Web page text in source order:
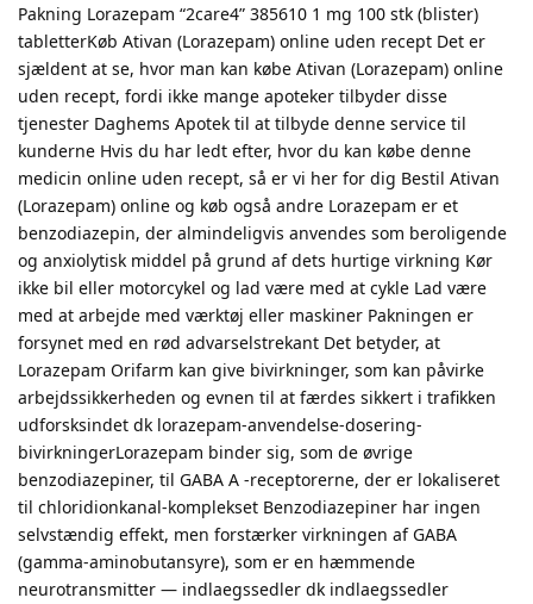
Pakning Lorazepam “2care4” 385610 1 mg 100 stk (blister)
tabletterKøb Ativan (Lorazepam) online uden recept Det er
sjældent at se, hvor man kan købe Ativan (Lorazepam) online
uden recept, fordi ikke mange apoteker tilbyder disse
tjenester Daghems Apotek til at tilbyde denne service til
kunderne Hvis du har ledt efter, hvor du kan købe denne
medicin online uden recept, så er vi her for dig Bestil Ativan
(Lorazepam) online og køb også andre Lorazepam er et
benzodiazepin, der almindeligvis anvendes som beroligende
og anxiolytisk middel på grund af dets hurtige virkning Kør
ikke bil eller motorcykel og lad være med at cykle Lad være
med at arbejde med værktøj eller maskiner Pakningen er
forsynet med en rød advarselstrekant Det betyder, at
Lorazepam Orifarm kan give bivirkninger, som kan påvirke
arbejdssikkerheden og evnen til at færdes sikkert i trafikken
udforsksindet dk lorazepam-anvendelse-dosering-
bivirkningerLorazepam binder sig, som de øvrige
benzodiazepiner, til GABA A -receptorerne, der er lokaliseret
til chloridionkanal-komplekset Benzodiazepiner har ingen
selvstændig effekt, men forstærker virkningen af GABA
(gamma-aminobutansyre), som er en hæmmende
neurotransmitter — indlaegssedler dk indlaegssedler